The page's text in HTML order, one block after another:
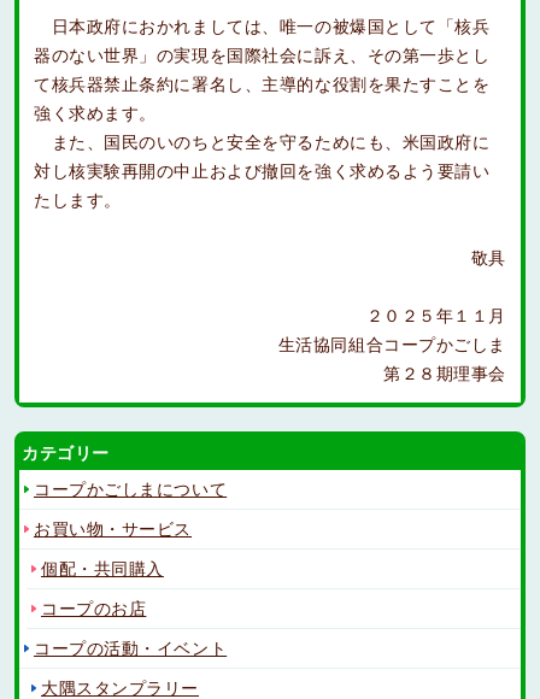
日本政府におかれましては、唯一の被爆国として「核兵
器のない世界」の実現を国際社会に訴え、その第一歩とし
て核兵器禁止条約に署名し、主導的な役割を果たすことを
強く求めます。
また、国民のいのちと安全を守るためにも、米国政府に
対し核実験再開の中止および撤回を強く求めるよう要請い
たします。
敬具
２０２５年１１月
生活協同組合コープかごしま
第２８期理事会
カテゴリー
コープかごしまについて
お買い物・サービス
個配・共同購入
コープのお店
コープの活動・イベント
大隅スタンプラリー